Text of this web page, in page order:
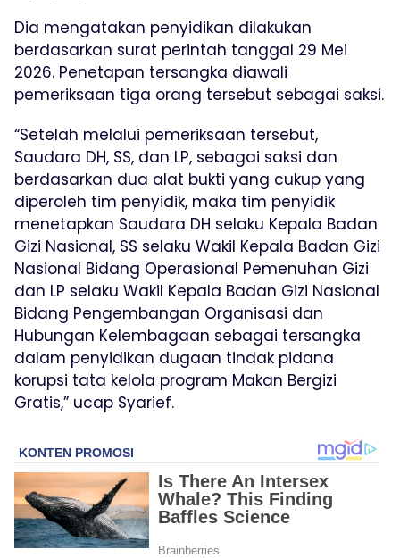
Dia mengatakan penyidikan dilakukan
berdasarkan surat perintah tanggal 29 Mei
2026. Penetapan tersangka diawali
pemeriksaan tiga orang tersebut sebagai saksi.
“Setelah melalui pemeriksaan tersebut,
Saudara DH, SS, dan LP, sebagai saksi dan
berdasarkan dua alat bukti yang cukup yang
diperoleh tim penyidik, maka tim penyidik
menetapkan Saudara DH selaku Kepala Badan
Gizi Nasional, SS selaku Wakil Kepala Badan Gizi
Nasional Bidang Operasional Pemenuhan Gizi
dan LP selaku Wakil Kepala Badan Gizi Nasional
Bidang Pengembangan Organisasi dan
Hubungan Kelembagaan sebagai tersangka
dalam penyidikan dugaan tindak pidana
korupsi tata kelola program Makan Bergizi
Gratis,” ucap Syarief.